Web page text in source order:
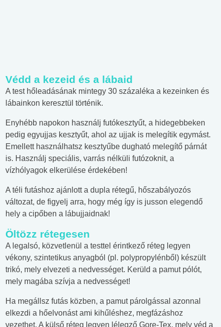
Védd a kezeid és a lábaid
A test hőleadásának mintegy 30 százaléka a kezeinken és
lábainkon keresztül történik.
Enyhébb napokon használj futókesztyűt, a hidegebbeken
pedig egyujjas kesztyűt, ahol az ujjak is melegítik egymást.
Emellett használhatsz kesztyűbe dugható melegítő párnát
is. Használj speciális, varrás nélküli futózoknit, a
vízhólyagok elkerülése érdekében!
A téli futáshoz ajánlott a dupla rétegű, hőszabályozós
változat, de figyelj arra, hogy még így is jusson elegendő
hely a cipőben a lábujjaidnak!
Öltözz rétegesen
A legalsó, közvetlenül a testtel érintkező réteg legyen
vékony, szintetikus anyagból (pl. polypropylénből) készült
trikó, mely elvezeti a nedvességet. Kerüld a pamut pólót,
mely magába szívja a nedvességet!
Ha megállsz futás közben, a pamut párolgással azonnal
elkezdi a hőelvonást ami kihűléshez, megfázáshoz
vezethet. A külső réteg legyen lélegző Gore-Tex, mely véd a